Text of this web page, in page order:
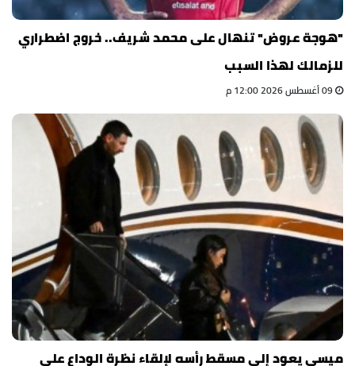
"هوجة عروض" تنهال على محمد شريف.. خروج اضطراري
للزمالك لهذا السبب
ميسي يعود إلى مسقط رأسه لإلقاء نظرة الوداع على